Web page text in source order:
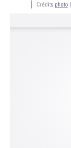
Crédits photo(